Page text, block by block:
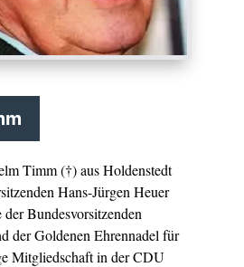
Timm (†) aus Holdenstedt
Hans-Jürgen Heuer
Bundesvorsitzenden
der Goldenen Ehrennadel für
Mitgliedschaft in der CDU